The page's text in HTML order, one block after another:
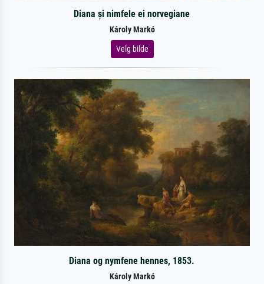
Diana și nimfele ei norvegiane
Károly Markó
Velg bilde
Diana og nymfene hennes, 1853.
Károly Markó